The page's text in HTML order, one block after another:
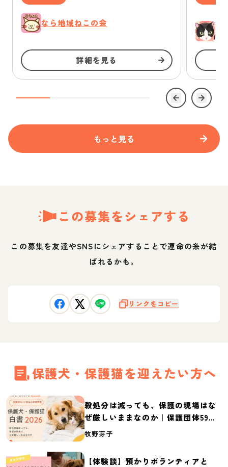
なら地域ねこの会
詳細を見る
ゆ
もっと見る
この募集をシェアする
この募集を友達やSNSにシェアすることで運命の糸が結
ばれるかも。
リンクをコピー
保護犬・保護猫を迎えたい方へ
殺処分は減っても、保護の現場はな
ぜ厳しいままなのか｜保護団体59団
体の実態調査【保護犬・保護猫白書
牧野芽子
【体験談】預かりボランティアと